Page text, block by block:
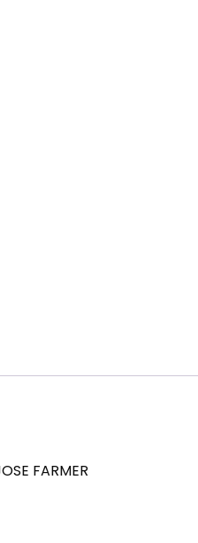
FARMER